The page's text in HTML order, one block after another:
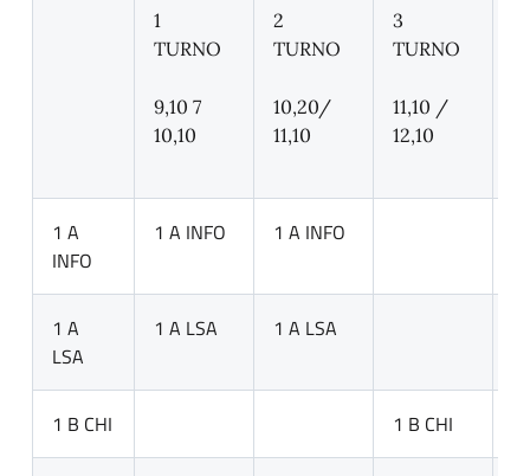
1
TURNO
9,10 7
10,10
2
TURNO
10,20/
11,10
3
TURNO
11,10 /
12,10
1 A
INFO
1 A INFO 1 A INFO
1 A
LSA
1 A LSA 1 A LSA
1 B CHI 1 B CHI